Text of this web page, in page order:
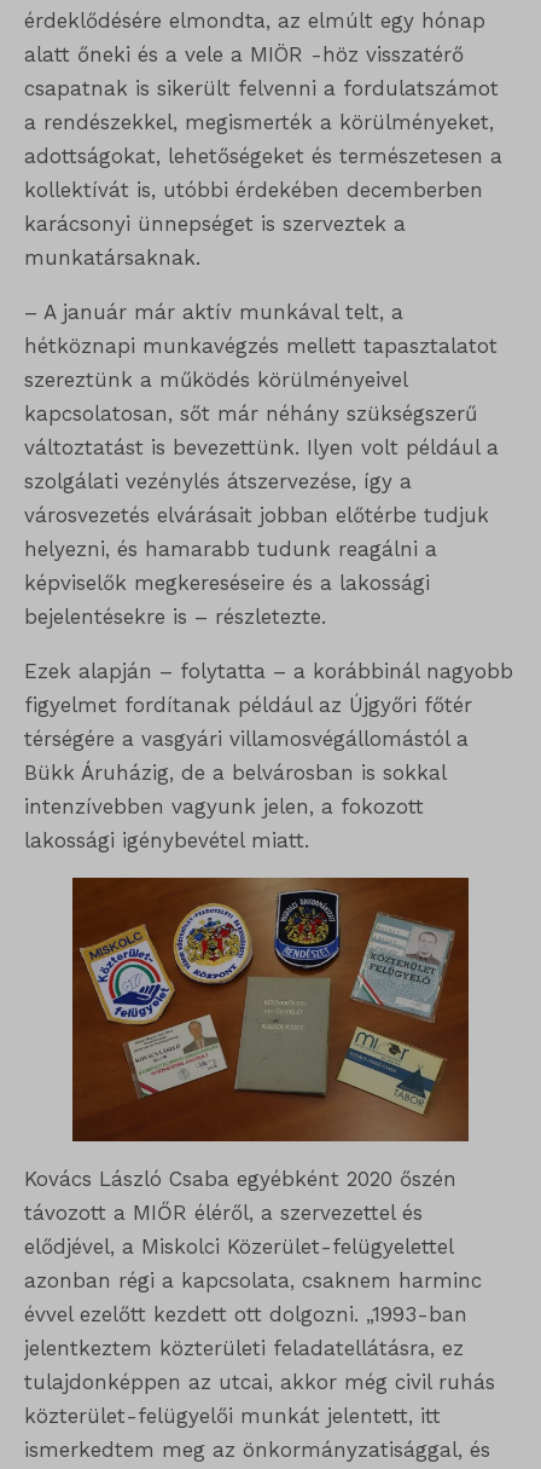
érdeklődésére elmondta, az elmúlt egy hónap
alatt őneki és a vele a MIÖR -höz visszatérő
csapatnak is sikerült felvenni a fordulatszámot
a rendészekkel, megismerték a körülményeket,
adottságokat, lehetőségeket és természetesen a
kollektívát is, utóbbi érdekében decemberben
karácsonyi ünnepséget is szerveztek a
munkatársaknak.
– A január már aktív munkával telt, a
hétköznapi munkavégzés mellett tapasztalatot
szereztünk a működés körülményeivel
kapcsolatosan, sőt már néhány szükségszerű
változtatást is bevezettünk. Ilyen volt például a
szolgálati vezénylés átszervezése, így a
városvezetés elvárásait jobban előtérbe tudjuk
helyezni, és hamarabb tudunk reagálni a
képviselők megkereséseire és a lakossági
bejelentésekre is – részletezte.
Ezek alapján – folytatta – a korábbinál nagyobb
figyelmet fordítanak például az Újgyőri főtér
térségére a vasgyári villamosvégállomástól a
Bükk Áruházig, de a belvárosban is sokkal
intenzívebben vagyunk jelen, a fokozott
lakossági igénybevétel miatt.
Kovács László Csaba egyébként 2020 őszén
távozott a MIŐR éléről, a szervezettel és
elődjével, a Miskolci Közerület-felügyelettel
azonban régi a kapcsolata, csaknem harminc
évvel ezelőtt kezdett ott dolgozni. „1993-ban
jelentkeztem közterületi feladatellátásra, ez
tulajdonképpen az utcai, akkor még civil ruhás
közterület-felügyelői munkát jelentett, itt
ismerkedtem meg az önkormányzatisággal, és